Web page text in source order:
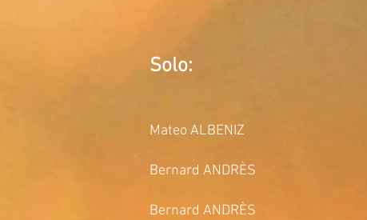
Solo:
Mateo ALBENIZ
Bernard ANDRÈS
Bernard ANDRÈS